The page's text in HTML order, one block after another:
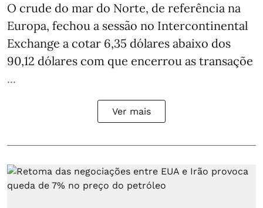
O crude do mar do Norte, de referência na
Europa, fechou a sessão no Intercontinental
Exchange a cotar 6,35 dólares abaixo dos
90,12 dólares com que encerrou as transaçõe
...
Ver mais